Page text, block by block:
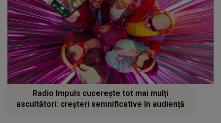
Radio Impuls cucerește tot mai mulți
ascultători: creșteri semnificative în audiență